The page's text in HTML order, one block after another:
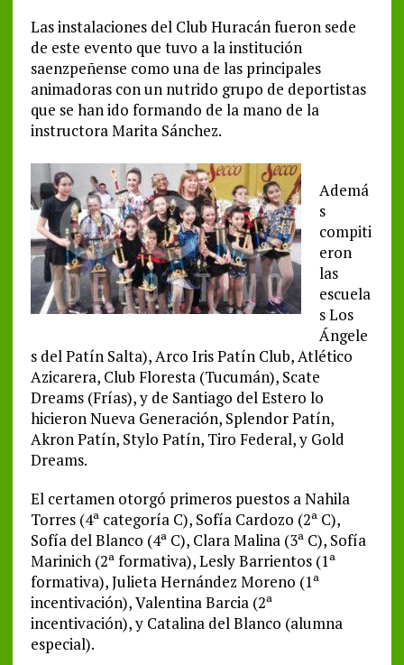
Las instalaciones del Club Huracán fueron sede
de este evento que tuvo a la institución
saenzpeñense como una de las principales
animadoras con un nutrido grupo de deportistas
que se han ido formando de la mano de la
instructora Marita Sánchez.
Ademá
s
compiti
eron
las
escuela
s Los
Ángele
s del Patín Salta), Arco Iris Patín Club, Atlético
Azicarera, Club Floresta (Tucumán), Scate
Dreams (Frías), y de Santiago del Estero lo
hicieron Nueva Generación, Splendor Patín,
Akron Patín, Stylo Patín, Tiro Federal, y Gold
Dreams.
El certamen otorgó primeros puestos a Nahila
Torres (4ª categoría C), Sofía Cardozo (2ª C),
Sofía del Blanco (4ª C), Clara Malina (3ª C), Sofía
Marinich (2ª formativa), Lesly Barrientos (1ª
formativa), Julieta Hernández Moreno (1ª
incentivación), Valentina Barcia (2ª
incentivación), y Catalina del Blanco (alumna
especial).